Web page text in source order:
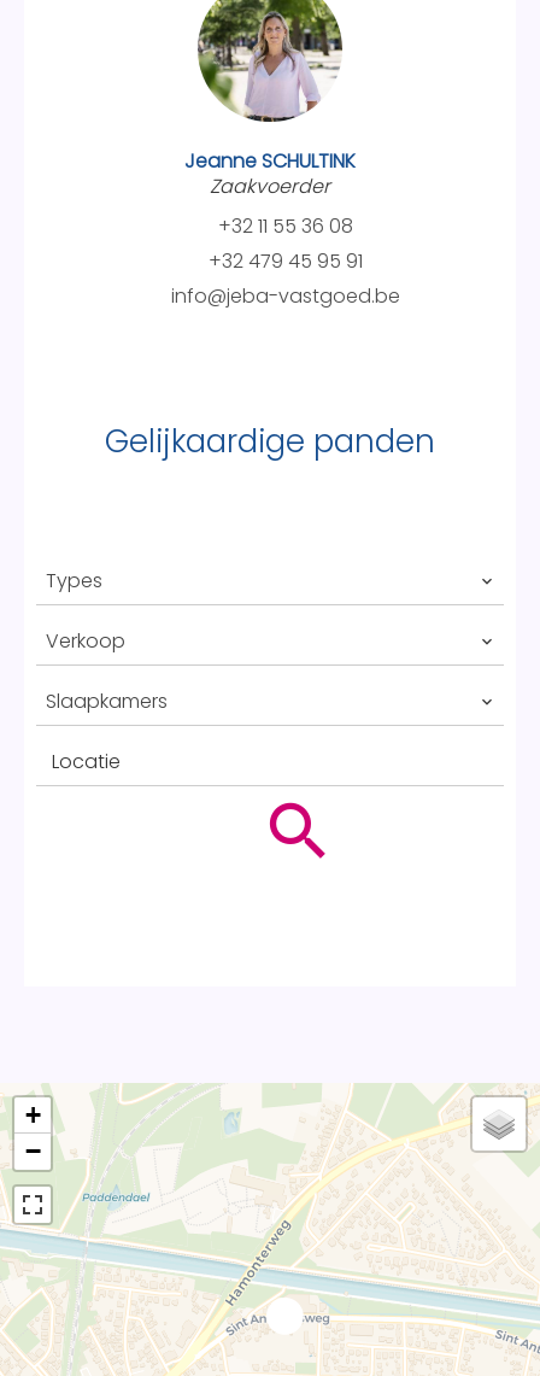
Jeanne SCHULTINK
Zaakvoerder
+32 11 55 36 08
+32 479 45 95 91
info@jeba-vastgoed.be
Gelijkaardige panden
Types
Verkoop
Slaapkamers
Locatie
+
−